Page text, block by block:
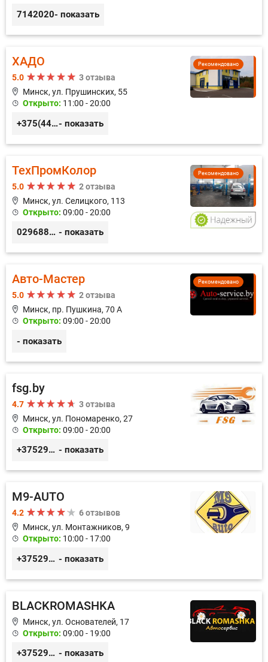
7142020- показать
Рекомендовано
ХАДО
5.0
3 отзыва
Минск, ул. Прушинских, 55
Открыто: 11:00 - 20:00
+375(44) 559-27-77- показать
Рекомендовано
ТехПромКолор
5.0
2 отзыва
Минск, ул. Селицкого, 113
Открыто: 09:00 - 20:00
0296889898 - показать
Рекомендовано
Авто-Мастер
5.0
2 отзыва
Минск, пр. Пушкина, 70 А
Открыто: 09:00 - 20:00
- показать
fsg.by
4.7
3 отзыва
Минск, ул. Пономаренко, 27
Открыто: 09:00 - 20:00
+375291882338 - показать
M9-AUTO
4.2
6 отзывов
Минск, ул. Монтажников, 9
Открыто: 10:00 - 17:00
+375299395764 - показать
BLACKROMASHKA
Минск, ул. Основателей, 17
Открыто: 09:00 - 19:00
+375296651188 - показать